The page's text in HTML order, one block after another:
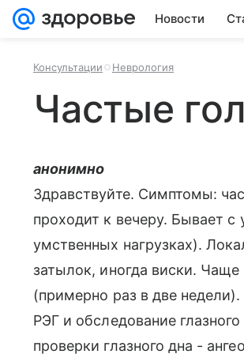
Новости
Консультации Неврология
Частые
анонимно
Здравствуйте. Симптомы:
проходит к вечеру. Бывает с
умственных нагрузках).
затылок, иногда виски.
(примерно раз в две
РЭГ и обследование
проверки глазного дна -